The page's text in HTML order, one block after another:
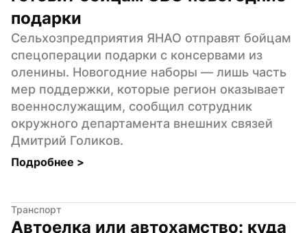
подарки
Сельхозпредприятия ЯНАО отправят бойцам
спецоперации подарки с консервами из
оленины. Новогодние наборы — лишь часть
мер поддержки, которые регион оказывает
военнослужащим, сообщил сотрудник
окружного департамента внешних связей
Дмитрий Голиков.
Подробнее >
Транспорт
Автоелка или автохамство: куда